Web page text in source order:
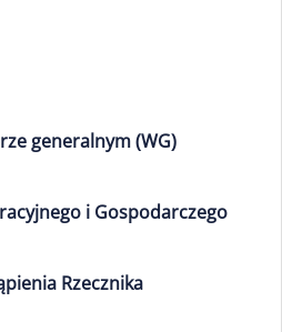
generalnym (WG)
i Gospodarczego
Rzecznika